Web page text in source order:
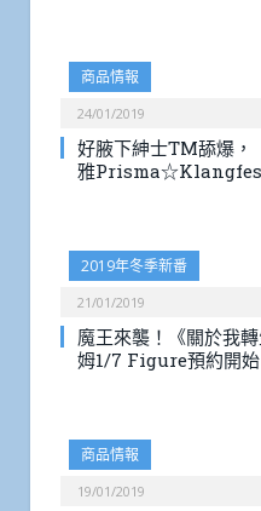
商品情報
24/01/2019
好腋下紳士TM舔爆
雅
2019年冬季新番
21/01/2019
魔王來襲！《關於我
姆1/7 Figure預約開始
商品情報
19/01/2019